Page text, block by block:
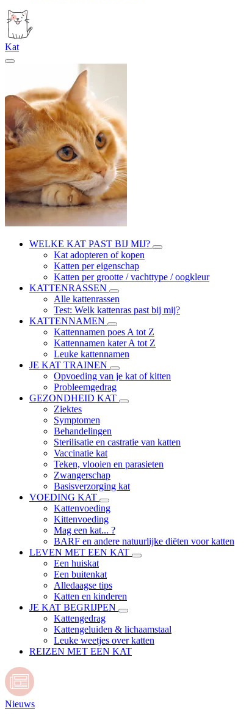
Kat
WELKE KAT PAST BIJ MIJ?
Kat adopteren of kopen
Katten per eigenschap
Katten per grootte / vachttype / oogkleur
KATTENRASSEN
Alle kattenrassen
Test: Welk kattenras past bij mij?
KATTENNAMEN
Kattennamen poes A tot Z
Kattennamen kater A tot Z
Leuke kattennamen
JE KAT TRAINEN
Opvoeding van je kat of kitten
Probleemgedrag
GEZONDHEID KAT
Ziektes
Symptomen
Behandelingen
Sterilisatie en castratie van katten
Vaccinatie kat
Teken, vlooien en parasieten
Zwangerschap
Basisverzorging kat
VOEDING KAT
Kattenvoeding
Kittenvoeding
Mag een kat... ?
BARF en andere natuurlijke diëten voor katten
LEVEN MET EEN KAT
Een huiskat
Een buitenkat
Alledaagse tips
Katten en kinderen
JE KAT BEGRIJPEN
Kattengedrag
Kattengeluiden & lichaamstaal
Leuke weetjes over katten
REIZEN MET EEN KAT
Nieuws